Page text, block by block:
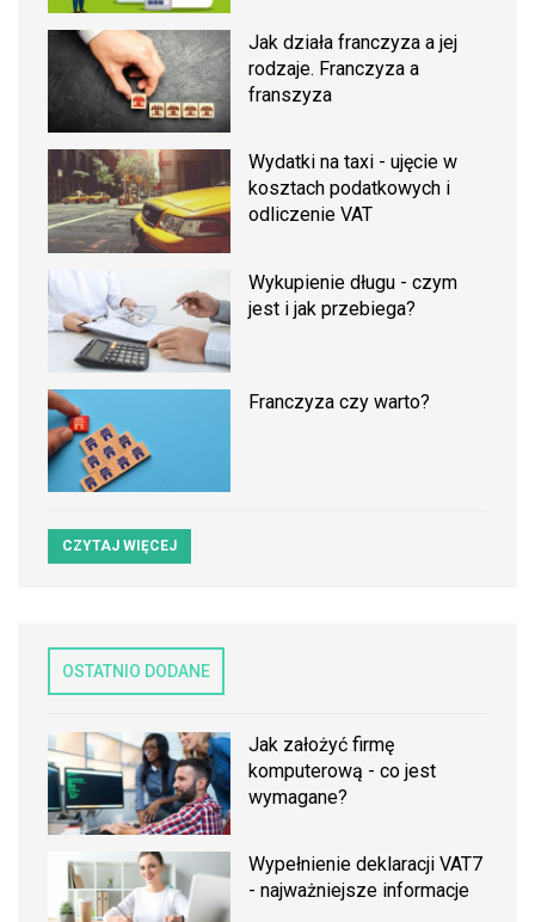
Jak działa franczyza a jej
rodzaje. Franczyza a
franszyza
Wydatki na taxi - ujęcie w
kosztach podatkowych i
odliczenie VAT
Wykupienie długu - czym
jest i jak przebiega?
Franczyza czy warto?
CZYTAJ WIĘCEJ
OSTATNIO DODANE
Jak założyć firmę
komputerową - co jest
wymagane?
Wypełnienie deklaracji VAT7
- najważniejsze informacje